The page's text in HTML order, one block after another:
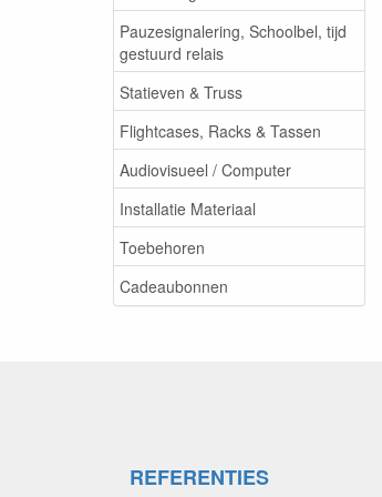
Pauzesignalering, Schoolbel, tijd
gestuurd relais
Statieven & Truss
Flightcases, Racks & Tassen
Audiovisueel / Computer
Installatie Materiaal
Toebehoren
Cadeaubonnen
REFERENTIES